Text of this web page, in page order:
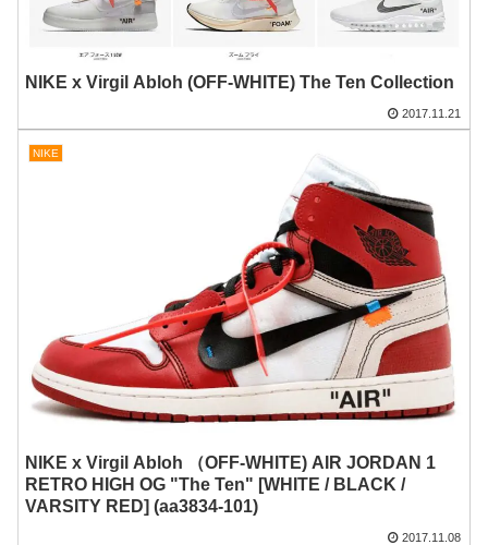
NIKE x Virgil Abloh (OFF-WHITE) The Ten Collection
2017.11.21
NIKE
NIKE x Virgil Abloh （OFF-WHITE) AIR JORDAN 1
RETRO HIGH OG "The Ten" [WHITE / BLACK /
VARSITY RED] (aa3834-101)
2017.11.08